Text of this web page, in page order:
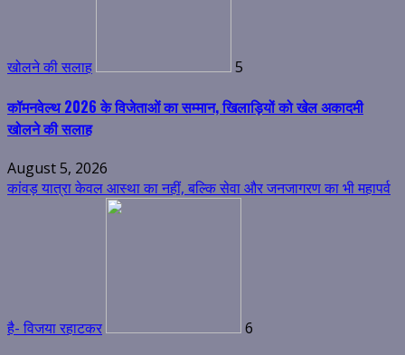
खोलने की सलाह 5
कॉमनवेल्थ 2026 के विजेताओं का सम्मान, खिलाड़ियों को खेल अकादमी
खोलने की सलाह
August 5, 2026
कांवड़ यात्रा केवल आस्था का नहीं, बल्कि सेवा और जनजागरण का भी महापर्व
है- विजया रहाटकर 6